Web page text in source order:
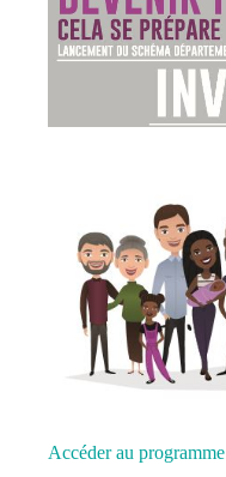
Accéder au programme